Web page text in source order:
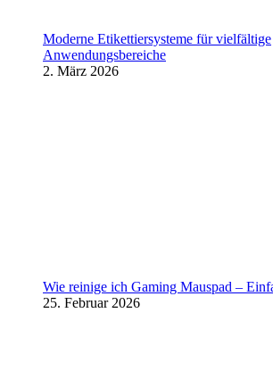
Moderne Etikettiersysteme für vielfältige
Anwendungsbereiche
2. März 2026
Wie reinige ich Gaming Mauspad –
25. Februar 2026